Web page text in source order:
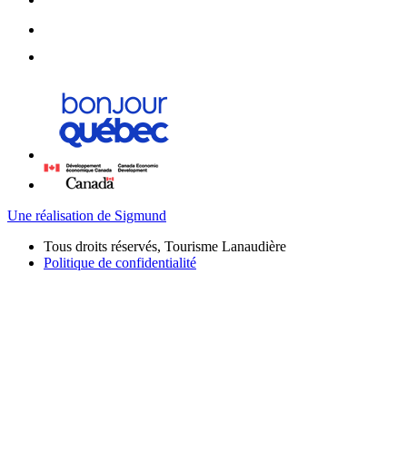
Une réalisation de Sigmund
Tous droits réservés, Tourisme Lanaudière
Politique de confidentialité